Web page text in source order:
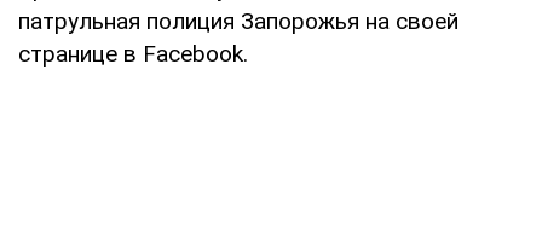
патрульная полиция Запорожья на своей
странице в Facebook.